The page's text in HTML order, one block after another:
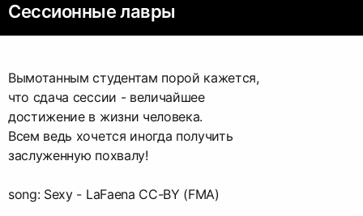
Сессионные лавры
Вымотанным студентам порой кажется,
что сдача сессии - величайшее
достижение в жизни человека.
Всем ведь хочется иногда получить
заслуженную похвалу!
song: Sexy - LaFaena CC-BY (FMA)